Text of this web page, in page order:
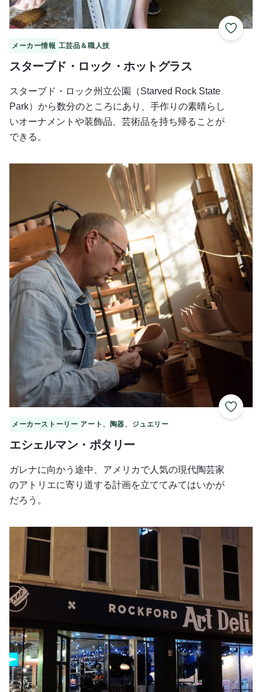
お気に
メーカー情報 工芸品＆職人技
スターブド・ロック・ホットグラス
スターブド・ロック州立公園（Starved Rock State
Park）から数分のところにあり、手作りの素晴らし
いオーナメントや装飾品、芸術品を持ち帰ることが
できる。
お気に
メーカーストーリー アート、陶器、ジュエリー
エシェルマン・ポタリー
ガレナに向かう途中、アメリカで人気の現代陶芸家
のアトリエに寄り道する計画を立ててみてはいかが
だろう。
エシェルマン・ポタリー
ロックフォード・アート・デリ